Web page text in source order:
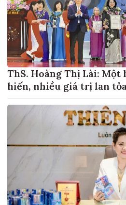
ThS. Hoàng Thị Lài:
hiến, nhiều giá trị lan tỏa